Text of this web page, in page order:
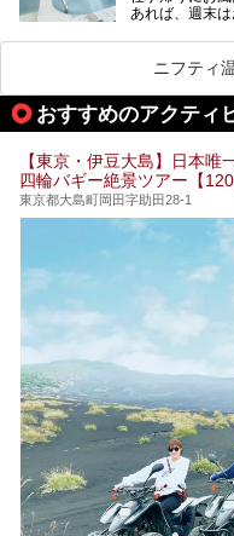
い個室サウナ
ら、特におす
してみてくだ
あれば、週末
また、終電を
る場所があれ
しょうか。
そこで本記事
24時間営業で
い施設、デー
が充実した施
ださい。
ニフティ
おすすめのアクティ
【東京・伊豆大島】日本
四輪バギー絶景ツアー【120
東京都大島町岡田字助田28-1